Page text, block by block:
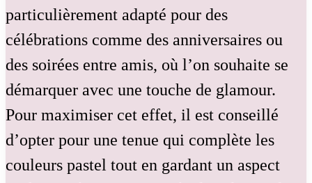
particulièrement adapté pour des
célébrations comme des anniversaires ou
des soirées entre amis, où l’on souhaite se
démarquer avec une touche de glamour.
Pour maximiser cet effet, il est conseillé
d’opter pour une tenue qui complète les
couleurs pastel tout en gardant un aspect